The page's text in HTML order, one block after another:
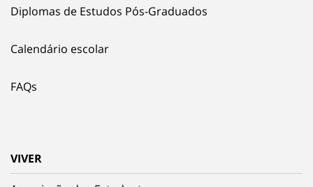
Diplomas de Estudos Pós-Graduados
Calendário escolar
FAQs
VIVER